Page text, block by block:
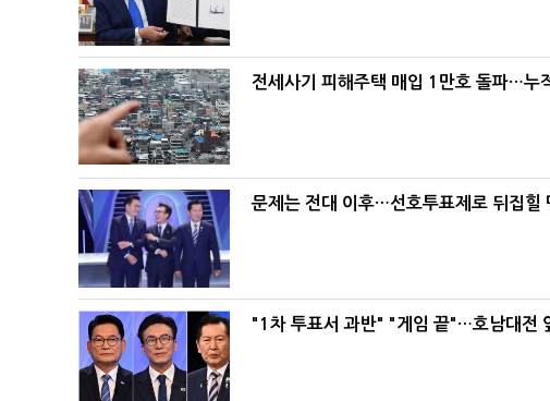
전세사기 피해주택 매입 1만호 돌파…누
문제는 전대 이후…선호투표제로 뒤집힐
"1차 투표서 과반" "게임 끝"…호남대전